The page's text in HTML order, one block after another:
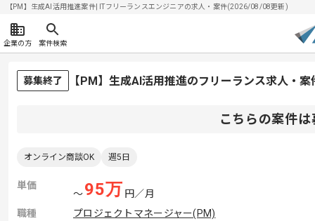
【PM】生成AI活用推進案件| ITフリーランスエンジニアの求人・案件(2026/08/08更新)
企業の方 案件検索
募集終了 【PM】生成AI活用推進のフリーランス求人・案
こちらの案件
オンライン商談OK 週5日
単価
〜95万 円／月
職種
プロジェクトマネージャー(PM)